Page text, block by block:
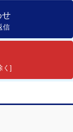
せ
信
く]